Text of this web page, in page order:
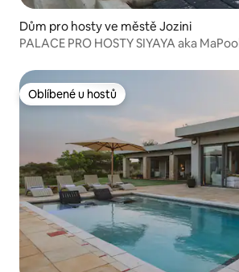
Dům pro hosty ve městě Jozini
PALACE PRO HOSTY SIYAYA aka MaPool
Oblíbené u hostů
Oblíbené u hostů